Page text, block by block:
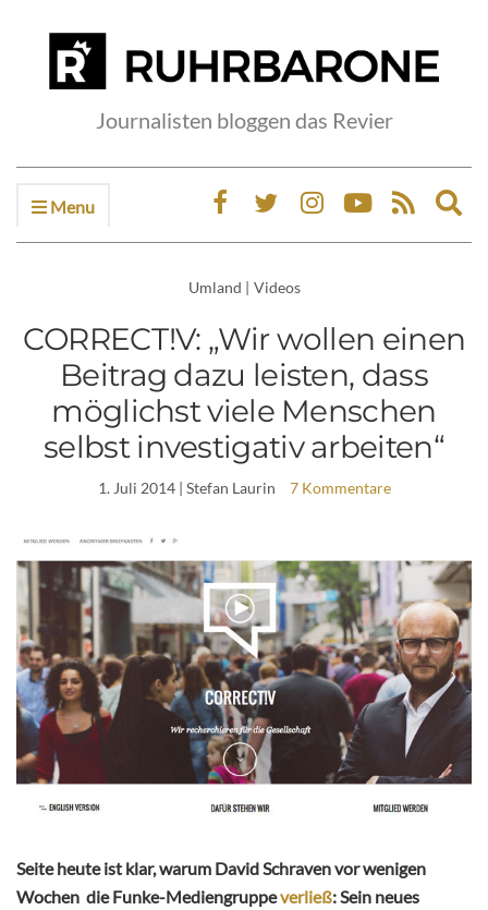
Journalisten bloggen das Revier
Menu
Umland | Videos
CORRECT!V: „Wir wollen einen
Beitrag dazu leisten, dass
möglichst viele Menschen
selbst investigativ arbeiten“
1. Juli 2014| Stefan Laurin 7 Kommentare
Seite heute ist klar, warum David Schraven vor wenigen
Wochen die Funke-Mediengruppeverließ: Sein neues